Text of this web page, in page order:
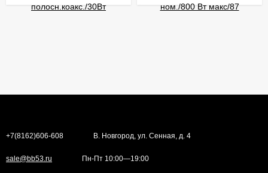
+7(8162)606-608 В. Новгород, ул. Сенная, д. 4
sale@bb53.ru Пн-Пт 10:00—19:00